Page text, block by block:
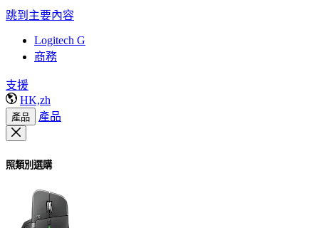
跳到主要內容
Logitech G
商務
支援
HK,zh
產品 產品
照類別選購